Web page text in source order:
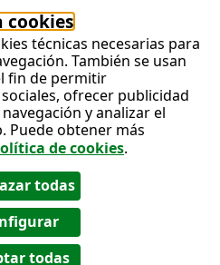
cookies
técnicas necesarias para
También se usan
fin de permitir
ofrecer publicidad
y analizar el
Puede obtener más
de cookies.